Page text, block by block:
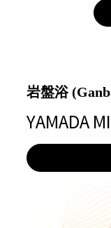
岩盤浴
YAMADA